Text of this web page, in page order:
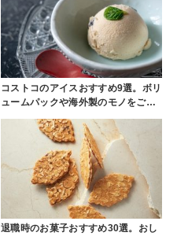
コストコのアイスおすすめ9選。ボリ
ュームパックや海外製のモノをご…
退職時のお菓子おすすめ30選。おし